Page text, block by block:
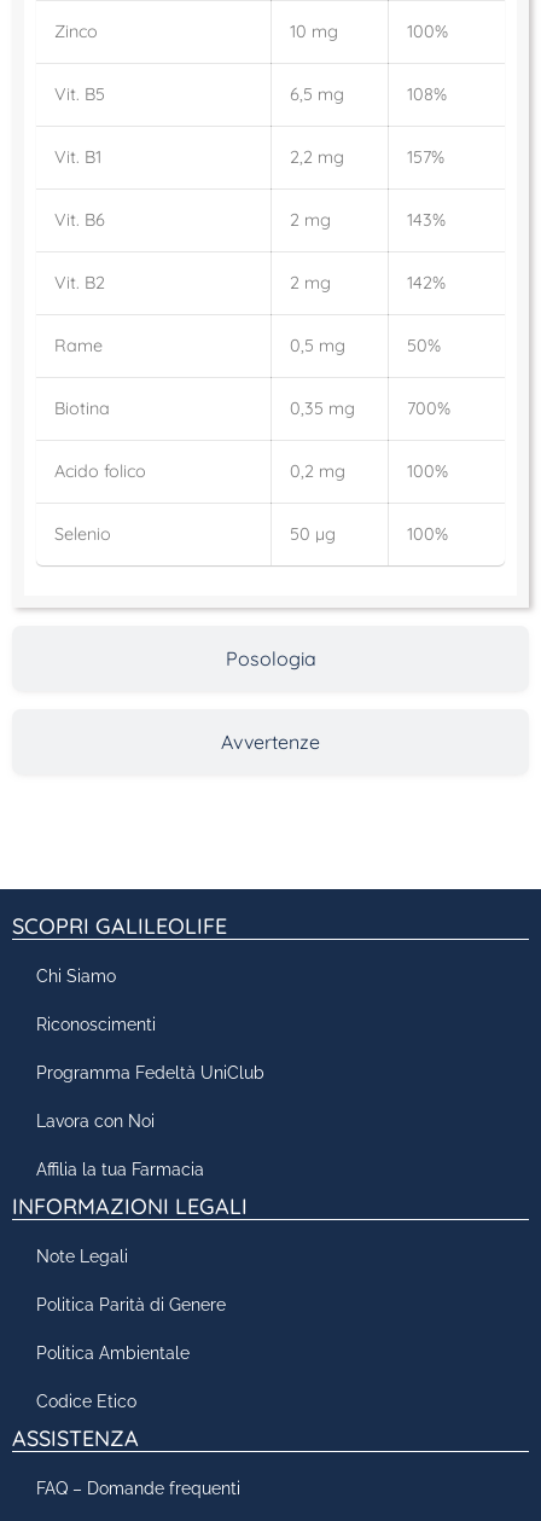
Posologia
Avvertenze
Zinco 10 mg 100%
Vit. B5 6,5 mg 108%
Vit. B1 2,2 mg 157%
Vit. B6 2 mg 143%
Vit. B2 2 mg 142%
Rame 0,5 mg 50%
Biotina 0,35 mg 700%
Acido folico 0,2 mg 100%
Selenio 50 µg 100%
SCOPRI GALILEOLIFE
Chi Siamo
Riconoscimenti
Programma Fedeltà UniClub
Lavora con Noi
Affilia la tua Farmacia
INFORMAZIONI LEGALI
Note Legali
Politica Parità di Genere
Politica Ambientale
Codice Etico
ASSISTENZA
FAQ – Domande frequenti